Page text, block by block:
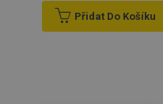
Přidat Do Košíku